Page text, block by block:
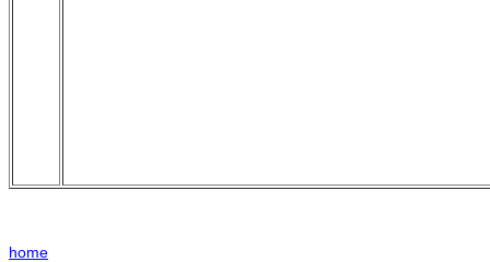
home